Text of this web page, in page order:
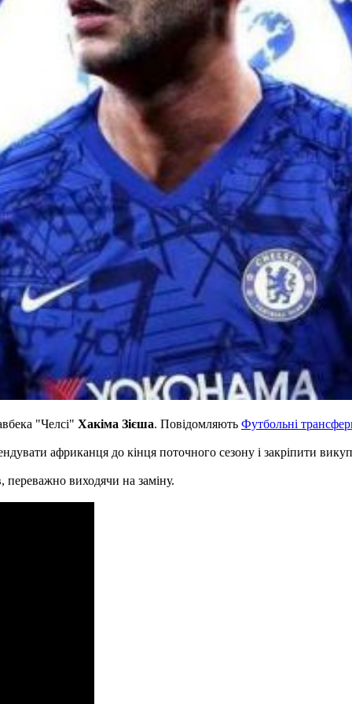
"Челсі" Хакіма Зієша. Повідомляють Футбольні
африканця до кінця поточного сезону і закріпити
переважно виходячи на заміну.